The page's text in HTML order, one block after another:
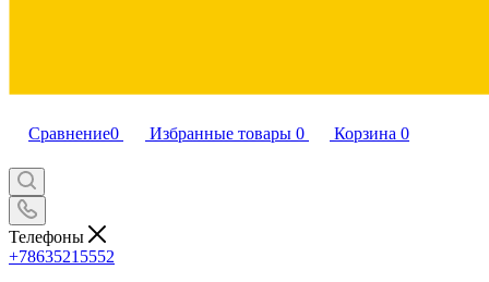
Сравнение0 Избранные товары 0 Корзина 0
Телефоны
+78635215552